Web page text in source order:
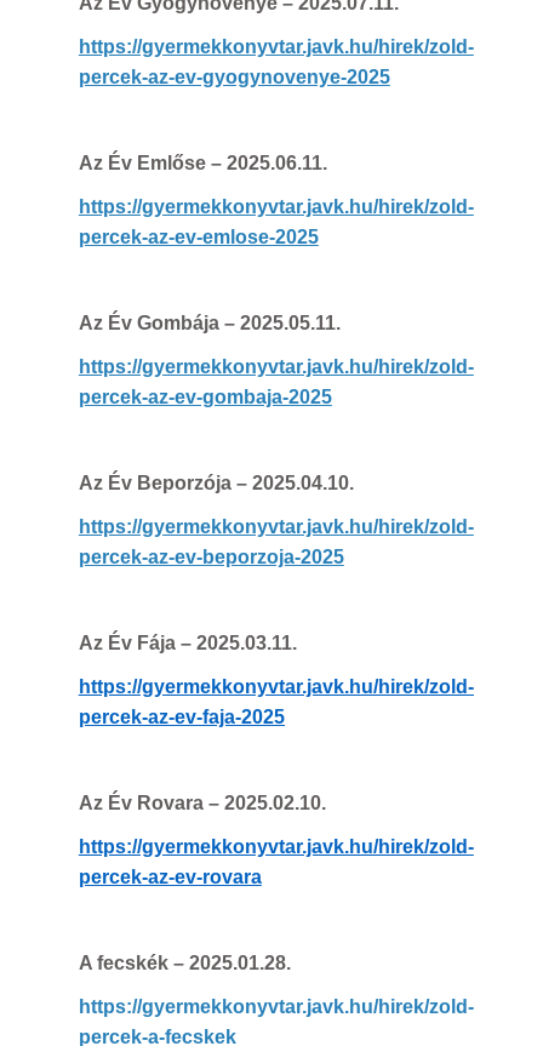
https://gyermekkonyvtar.javk.hu/hirek/zold-
percek-az-ev-gyogynovenye-2025
Az Év Emlőse – 2025.06.11.
https://gyermekkonyvtar.javk.hu/hirek/zold-
percek-az-ev-emlose-2025
Az Év Gombája – 2025.05.11.
https://gyermekkonyvtar.javk.hu/hirek/zold-
percek-az-ev-gombaja-2025
Az Év Beporzója – 2025.04.10.
https://gyermekkonyvtar.javk.hu/hirek/zold-
percek-az-ev-beporzoja-2025
Az Év Fája – 2025.03.11.
https://gyermekkonyvtar.javk.hu/hirek/zold-
percek-az-ev-faja-2025
Az Év Rovara – 2025.02.10.
https://gyermekkonyvtar.javk.hu/hirek/zold-
percek-az-ev-rovara
A fecskék – 2025.01.28.
https://gyermekkonyvtar.javk.hu/hirek/zold-
percek-a-fecskek